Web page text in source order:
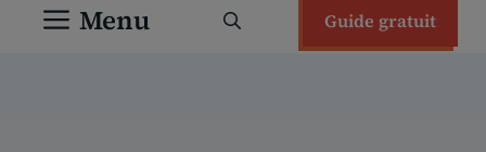
Menu Guide gratuit